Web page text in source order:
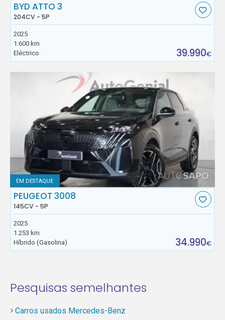
BYD ATTO 3
204CV - 5P
2025
1.600 km
Eléctrico
39.990€
EM DESTAQUE
PEUGEOT 3008
145CV - 5P
2025
1.253 km
Híbrido (Gasolina)
34.990€
Pesquisas semelhantes
Carros usados Mercedes-Benz